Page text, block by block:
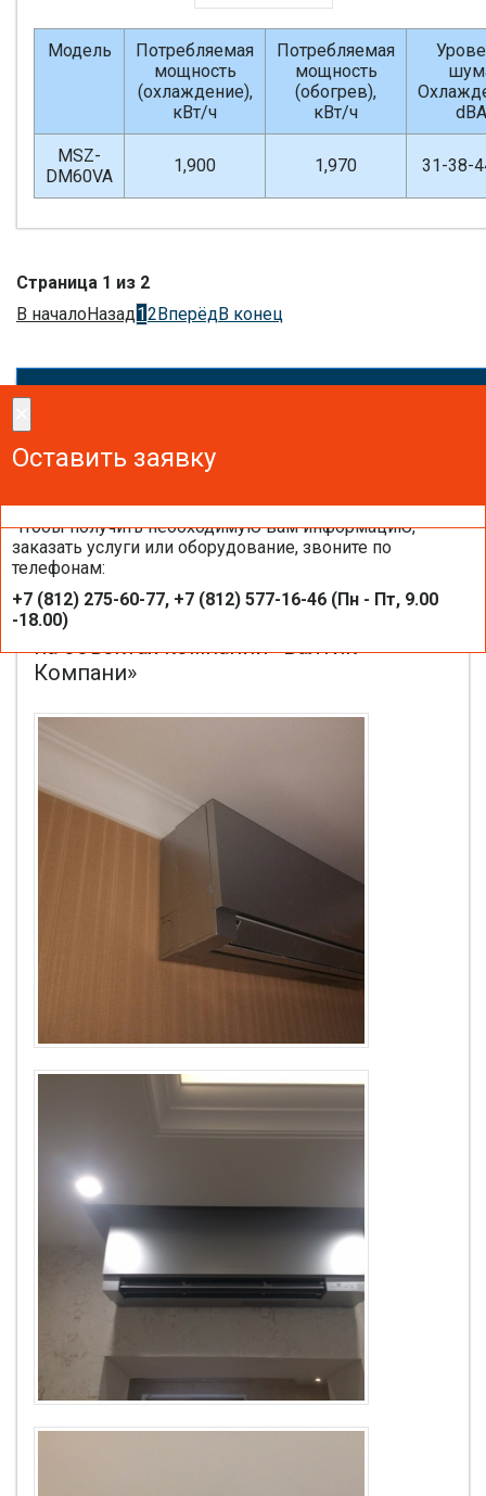
Модель
Потребляемая
мощность
(охлаждение),
кВт/ч
Потребляемая
мощность
(обогрев),
кВт/ч
dBA
MSZ-
DM60VA
1,900 1,970 31-38-
Страница 1 из 2
В началоНазад12ВперёдВ конец
Оставить заявку
Оставить заявку
Чтобы получить необходимую вам информацию,
заказать услуги или оборудование, звоните по
телефонам:
+7 (812) 275-60-77, +7 (812) 577-16-46 (Пн - Пт, 9.00
-18.00)
Оставить заявку
Настенные внутренние блоки
кондиционеров MITSUBISHI ELECTRIC
на объектах компании «Балтик-
Компани»